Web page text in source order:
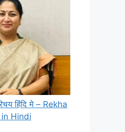
हिंदि मे – Rekha
Hindi